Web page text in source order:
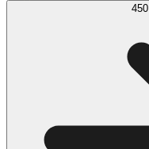
450